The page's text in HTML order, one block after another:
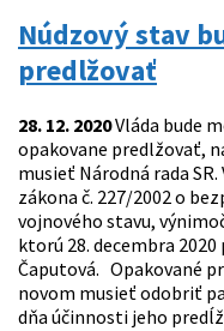
Núdzový stav
predlžovať
28. 12. 2020Vláda bude
opakovane predlžovať,
musieť Národná rada
zákona č. 227/2002 o
vojnového stavu,
ktorú 28. decembra
Čaputová. Opakované
novom musieť odobriť
dňa účinnosti jeho